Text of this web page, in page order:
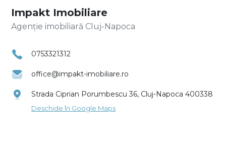
Impakt Imobiliare
Agenție imobiliară Cluj-Napoca
0753321312
office@impakt-imobiliare.ro
Strada Ciprian Porumbescu 36, Cluj-Napoca 400338
Deschide în Google Maps